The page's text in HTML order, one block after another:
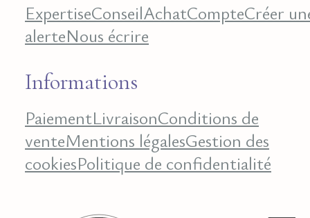
ExpertiseConseilAchatCompteCréer
alerteNous écrire
Informations
PaiementLivraisonConditions de
venteMentions légalesGestion des
cookiesPolitique de confidentialité